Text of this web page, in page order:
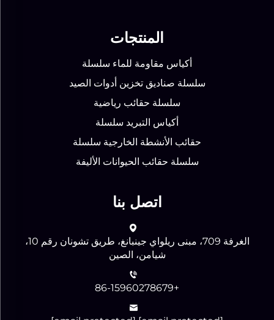
المنتجات
أكياس مقاومة للماء سلسلة
سلسلة صناديق تخزين أدوات الصيد
سلسلة حقائب رياضية
أكياس التبريد سلسلة
حقائب الأنشطة الخارجية سلسلة
سلسلة حقائب الحيوانات الأليفة
اتصل بنا
الغرفة 709، مبنى ريلواي جينبانغ، طريق تشونان رقم 10،
شيامن، الصين
+86-15960278679